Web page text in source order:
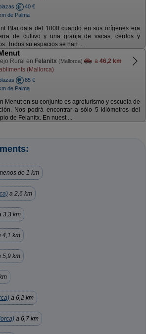
40 €
de Palma
Blai data del 1800 cuando en sus orígenes era
de cultivo y una granja de vacas, cerdos y
Todos su espacios se han ...
Rural en Felanitx (Mallorca) a 46,2 km
(Mallorca)
85 €
de Palma
Menut en su conjunto es agroturismo y escuela de
Nos podrá encontrar a sólo 5 kilómetros del
de Felanitx. En nuest ...
de 1 km
a 2,6 km
3,3 km
4,1 km
5,9 km
a 6,2 km
a 6,7 km